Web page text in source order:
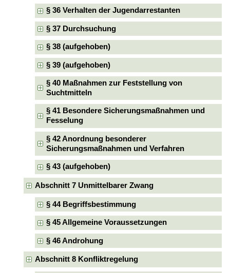
§ 36 Verhalten der Jugendarrestanten
§ 37 Durchsuchung
§ 38 (aufgehoben)
§ 39 (aufgehoben)
§ 40 Maßnahmen zur Feststellung von
Suchtmitteln
§ 41 Besondere Sicherungsmaßnahmen und
Fesselung
§ 42 Anordnung besonderer
Sicherungsmaßnahmen und Verfahren
§ 43 (aufgehoben)
Abschnitt 7 Unmittelbarer Zwang
§ 44 Begriffsbestimmung
§ 45 Allgemeine Voraussetzungen
§ 46 Androhung
Abschnitt 8 Konfliktregelung